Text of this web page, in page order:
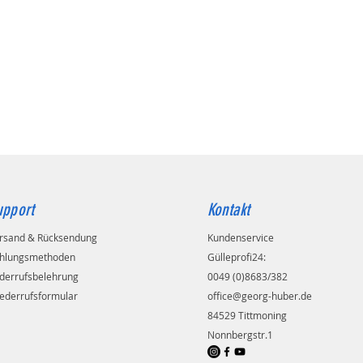
& Rücksendung
Kontakt
Kundenservice
Gülleprofi24:
0049 (0)8683/382
office@georg-huber.de
84529 Tittmoning
Nonnbergstr.1